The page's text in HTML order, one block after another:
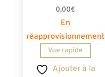
0,00€
En
réapprovisionnement
Vue rapide
Ajouter à la